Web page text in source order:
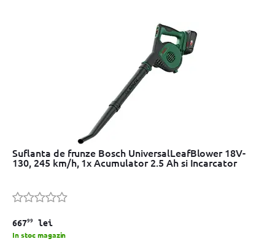
Suflanta de frunze Bosch UniversalLeafBlower 18V-
130, 245 km/h, 1x Acumulator 2.5 Ah si Incarcator
66799 lei
In stoc magazin